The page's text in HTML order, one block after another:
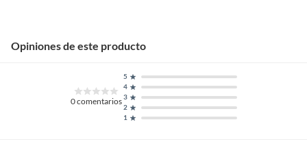
Opiniones de este producto
0comentarios
1
2
3
4
5